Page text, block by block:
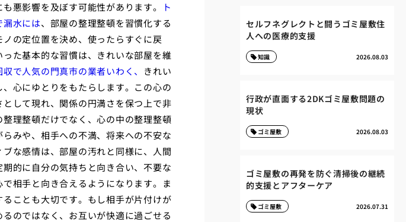
悪影響を及ぼす可能性があります。
ト
水には、部屋の整理整頓を習慣化する
の定位置を決め、使ったらすぐに戻
た基本的な習慣は、きれいな部屋を維
で人気の門真市の業者いわく、 きれい
心にゆとりをもたらします。この心の
して現れ、関係の円満さを保つ上で非
理整頓だけでなく、心の中の整理整頓
みや、相手への不満、将来への不安な
な感情は、部屋の汚れと同様に、人間
的に自分の気持ちと向き合い、不要な
相手と向き合えるようになります。ま
ことも大切です。もし相手が片付けが
のではなく、お互いが快適に過ごせる
セルフネグレクトと闘うゴミ屋敷住
人への医療的支援
2026.08.03
知識
行政が直面する2DKゴミ屋敷問題の
現状
2026.08.03
ゴミ屋敷
ゴミ屋敷の再発を防ぐ清掃後の継続
的支援とアフターケア
2026.07.31
ゴミ屋敷